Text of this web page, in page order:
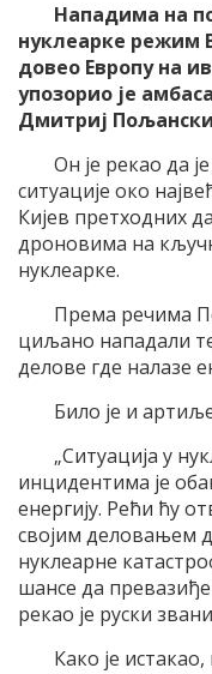
Нападима на
нуклеарке режим
довео Европу на
упозорио је
Дмитриј
Он је рекао да
ситуације око
Кијев претходних
дроновима на
нуклеарке.
Према речима
циљано нападали
делове где налазе
Било је и
„Ситуација у
инцидентима је
енергију. Рећи ћу
својим деловањем
нуклеарне
шансе да
рекао је руски
Како је